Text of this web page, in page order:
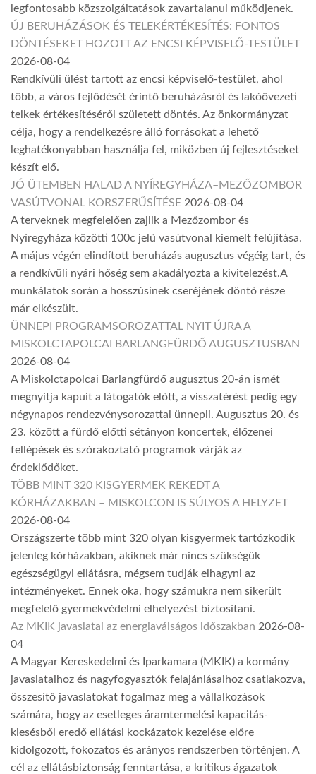
legfontosabb közszolgáltatások zavartalanul működjenek.
ÚJ BERUHÁZÁSOK ÉS TELEKÉRTÉKESÍTÉS: FONTOS
DÖNTÉSEKET HOZOTT AZ ENCSI KÉPVISELŐ-TESTÜLET
2026-08-04
Rendkívüli ülést tartott az encsi képviselő-testület, ahol
több, a város fejlődését érintő beruházásról és lakóövezeti
telkek értékesítéséről született döntés. Az önkormányzat
célja, hogy a rendelkezésre álló forrásokat a lehető
leghatékonyabban használja fel, miközben új fejlesztéseket
készít elő.
JÓ ÜTEMBEN HALAD A NYÍREGYHÁZA–MEZŐZOMBOR
VASÚTVONAL KORSZERŰSÍTÉSE 2026-08-04
A terveknek megfelelően zajlik a Mezőzombor és
Nyíregyháza közötti 100c jelű vasútvonal kiemelt felújítása.
A május végén elindított beruházás augusztus végéig tart, és
a rendkívüli nyári hőség sem akadályozta a kivitelezést.A
munkálatok során a hosszúsínek cseréjének döntő része
már elkészült.
ÜNNEPI PROGRAMSOROZATTAL NYIT ÚJRA A
MISKOLCTAPOLCAI BARLANGFÜRDŐ AUGUSZTUSBAN
2026-08-04
A Miskolctapolcai Barlangfürdő augusztus 20-án ismét
megnyitja kapuit a látogatók előtt, a visszatérést pedig egy
négynapos rendezvénysorozattal ünnepli. Augusztus 20. és
23. között a fürdő előtti sétányon koncertek, élőzenei
fellépések és szórakoztató programok várják az
érdeklődőket.
TÖBB MINT 320 KISGYERMEK REKEDT A
KÓRHÁZAKBAN – MISKOLCON IS SÚLYOS A HELYZET
2026-08-04
Országszerte több mint 320 olyan kisgyermek tartózkodik
jelenleg kórházakban, akiknek már nincs szükségük
egészségügyi ellátásra, mégsem tudják elhagyni az
intézményeket. Ennek oka, hogy számukra nem sikerült
megfelelő gyermekvédelmi elhelyezést biztosítani.
Az MKIK javaslatai az energiaválságos időszakban 2026-08-
04
A Magyar Kereskedelmi és Iparkamara (MKIK) a kormány
javaslataihoz és nagyfogyasztók felajánlásaihoz csatlakozva,
összesítő javaslatokat fogalmaz meg a vállalkozások
számára, hogy az esetleges áramtermelési kapacitás-
kiesésből eredő ellátási kockázatok kezelése előre
kidolgozott, fokozatos és arányos rendszerben történjen. A
cél az ellátásbiztonság fenntartása, a kritikus ágazatok